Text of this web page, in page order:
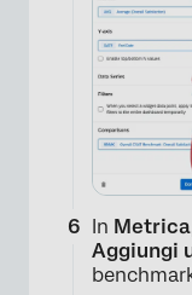
In Metrica
Aggiungi